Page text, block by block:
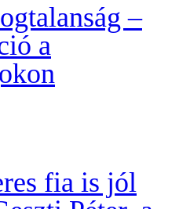
–
a
fia is jól